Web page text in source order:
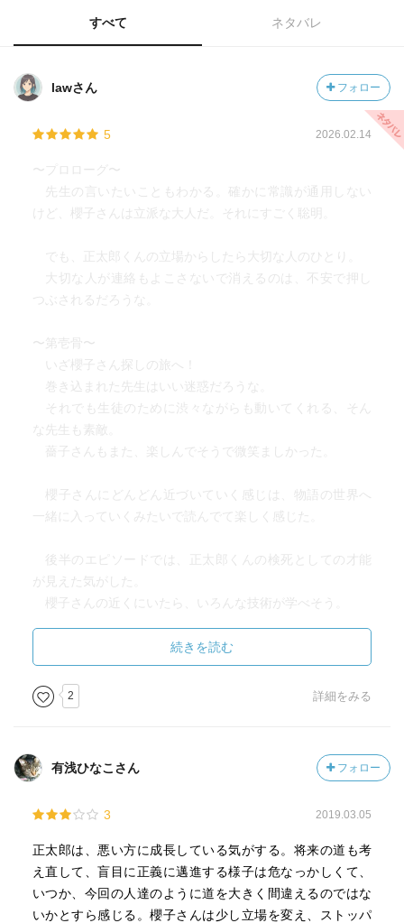
すべて ネタバレ
lawさん フォロー
5 2026.02.14
〜プロローグ〜
先生の言いたいこともわかる。確かに常識が通用しない
けど、櫻子さんは立派な大人だ。それにすごく聡明。
でも、正太郎くんの立場からしたら大切な人のひとり。
大切な人が連絡もよこさないで消えるのは、不安で押し
つぶされるだろうな。
〜第壱骨〜
いざ櫻子さん探しの旅へ！
巻き込まれた先生はいい迷惑だろうな。
それでも生徒のために渋々ながらも動いてくれる、そん
な先生も素敵。
薔子さんもまた、楽しんでそうで微笑ましかった。
櫻子さんにどんどん近づいていく感じは、物語の世界へ
一緒に入っていくみたいで読んでて楽しく感じた。
後半のエピソードでは、正太郎くんの検死としての才能
が見えた気がした。
櫻子さんの近くにいたら、いろんな技術が学べそう。
正太郎くんの検死の結果、安心でほっとした。
大切な人の死ではないことに。
最終的には無理心中と判明。
うなと思った。
悲しい結末になる前に、誰かにSOSを出してほしい。
このお話はほんとに難しい問題だと思う。
続きを読む
2 詳細をみる
有浅ひなこさん フォロー
3 2019.03.05
正太郎は、悪い方に成長している気がする。将来の道も考
え直して、盲目に正義に邁進する様子は危なっかしくて、
いつか、今回の人達のように道を大きく間違えるのではな
いかとすら感じる。櫻子さんは少し立場を変え、ストッパ